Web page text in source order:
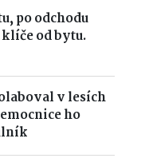
po odchodu
od bytu.
v lesích
ho